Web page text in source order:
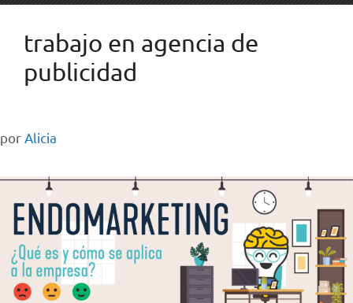
trabajo en agencia de
publicidad
porAlicia